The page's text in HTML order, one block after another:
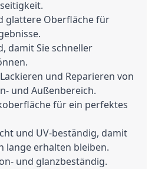
glattere Oberfläche für
damit Sie schneller
und Reparieren von
und Außenbereich.
für ein perfektes
und UV-beständig, damit
lange erhalten bleiben.
und glanzbeständig.